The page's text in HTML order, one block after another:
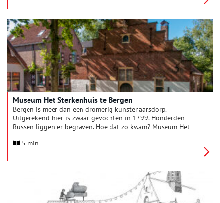
Museum Het Sterkenhuis te Bergen
Bergen is meer dan een dromerig kunstenaarsdorp.
Uitgerekend hier is zwaar gevochten in 1799. Honderden
Russen liggen er begraven. Hoe dat zo kwam? Museum Het
5 min